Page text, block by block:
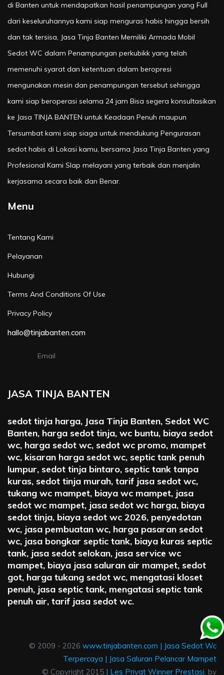
di Banten untuk mendapatkan hasil penampungan yang Full
dari keseluruhannya kami siap menguras habis hingga bersih
dan tak tersisa, Jasa Tinja Banten Memiliki Armada Mobil
Sedot WC dalam Penampungan perkubikk yang telah
memenuhi syarat dan ketentuan dalam beropresi
mengunakan mesin dan penampungan tersebut sehingga
kami siap beroperasi selama 24 jam Bisa segera konsultasikan
ke Jasa TINJA BANTEN untuk Keadaan Penuh maupun
Tersumbat kami siap siaga untuk mendukung Pengurasan
sedot habis di Lokasi kamu, bersama Jasa Tinja Banten yang
Profesional Kami SIap melayani yang terbaik dan menjalin
kerjasama secara baik dan Benar.
Menu
Tentang Kami
Pelayanan
Hubungi
Terms And Conditions Of Use
Privacy Policy
hallo@tinjabanten.com
Email
JASA TINJA BANTEN
sedot tinja harga, Jasa Tinja Banten, Sedot WC
Banten, harga sedot tinja, wc buntu, biaya sedot
wc, harga sedot wc, sedot wc promo, mampet
wc, kisaran harga sedot wc, septic tank penuh
lumpur, sedot tinja bintaro, septic tank tanpa
kuras, sedot tinja murah, tarif jasa sedot wc,
tukang wc mampet, biaya wc mampet, jasa
sedot wc mampet, jasa sedot wc harga, biaya
sedot tinja, biaya sedot wc 2026, penyedotan
wc, jasa pembuatan wc, harga pasaran sedot
wc, jasa bongkar septic tank, biaya kuras septic
tank, jasa sedot selokan, jasa service wc
mampet, biaya jasa saluran air mampet, sedot
got, harga tukang sedot wc, mengatasi kloset
penuh, jasa septic tank, mengatasi septic tank
penuh air, tarif jasa sedot wc.
© 2009 - 2026 www.tinjabanten.com | Jasa Sedot Wc
Terpercaya | Jasa Saluran Pelancar Mampet
© Copyright 2015 | Les Privat Winner Prestasi. by